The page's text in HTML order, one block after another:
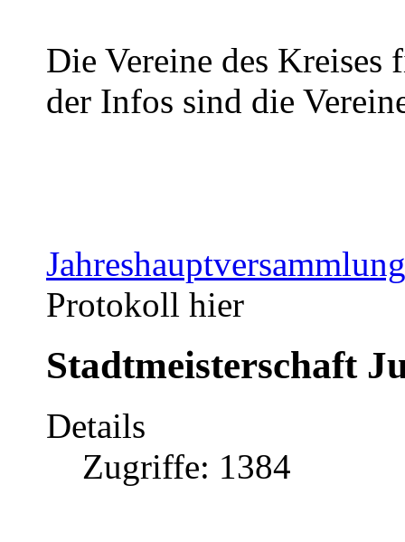
Die Vereine des
der Infos sind die
Protokoll hier
Stadtmeisterschaft
Details
Zugriffe: 1384